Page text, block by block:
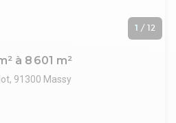
1 / 12
à 8 601 m²
91300 Massy